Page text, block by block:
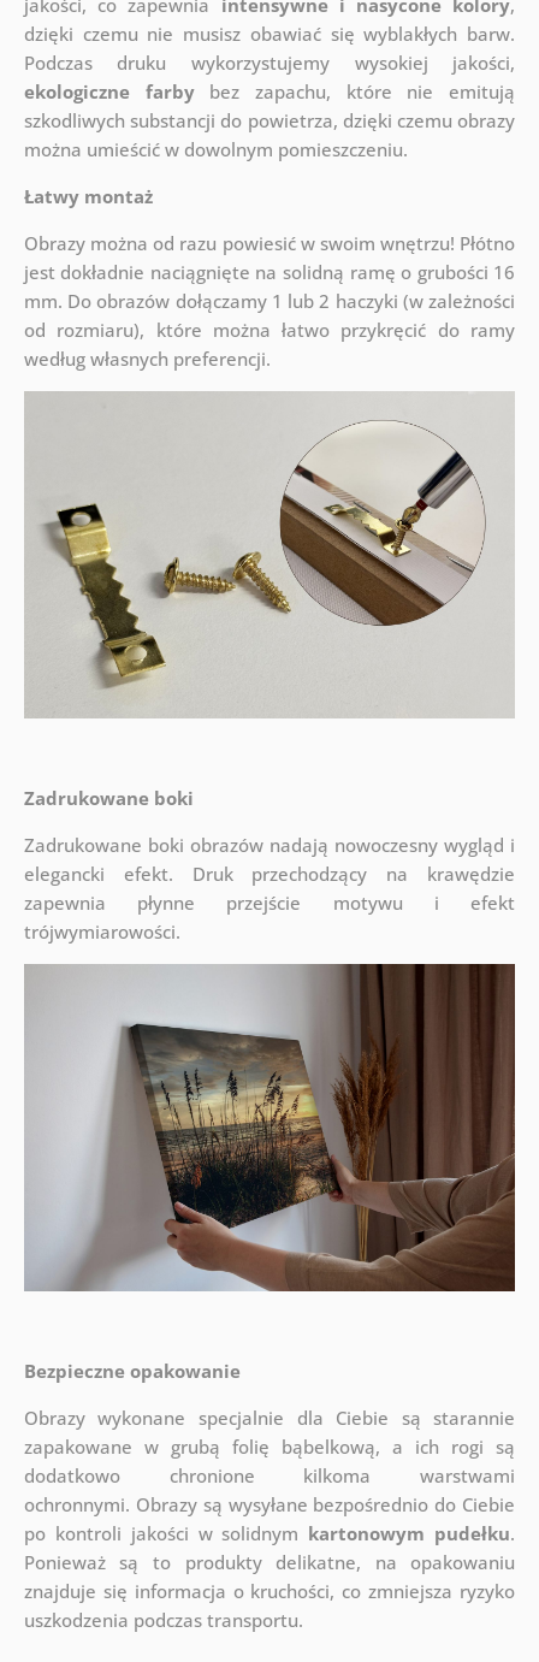
jakości, co zapewnia intensywne i nasycone kolory,
dzięki czemu nie musisz obawiać się wyblakłych barw.
Podczas druku wykorzystujemy wysokiej jakości,
ekologiczne farbybez zapachu, które nie emitują
szkodliwych substancji do powietrza, dzięki czemu obrazy
można umieścić w dowolnym pomieszczeniu.
Łatwy montaż
Obrazy można od razu powiesić w swoim wnętrzu! Płótno
jest dokładnie naciągnięte na solidną ramę o grubości 16
mm. Do obrazów dołączamy 1 lub 2 haczyki (w zależności
od rozmiaru), które można łatwo przykręcić do ramy
według własnych preferencji.
Zadrukowane boki
Zadrukowane boki obrazów nadają nowoczesny wygląd i
elegancki efekt. Druk przechodzący na krawędzie
zapewnia płynne przejście motywu i efekt
trójwymiarowości.
Bezpieczne opakowanie
Obrazy wykonane specjalnie dla Ciebie są starannie
zapakowane w grubą folię bąbelkową, a ich rogi są
dodatkowo chronione kilkoma warstwami
ochronnymi. Obrazy są wysyłane bezpośrednio do Ciebie
po kontroli jakości w solidnym kartonowym pudełku.
Ponieważ są to produkty delikatne, na opakowaniu
znajduje się informacja o kruchości, co zmniejsza ryzyko
uszkodzenia podczas transportu.